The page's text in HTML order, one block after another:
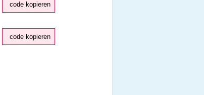
code kopieren
code kopieren